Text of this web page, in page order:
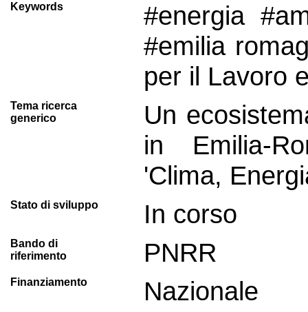
Keywords
#energia
#emilia
per il Lavoro
Tema ricerca
generico
Un
in Emilia-
'Clima,
Stato di sviluppo In corso
Bando di
riferimento
PNRR
Finanziamento Nazionale